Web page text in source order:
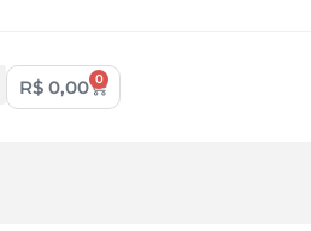
R$ 0,00 0